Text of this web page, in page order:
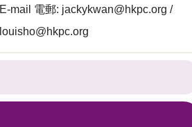
E-mail 電郵: jackykwan@hkpc.org /
louisho@hkpc.org